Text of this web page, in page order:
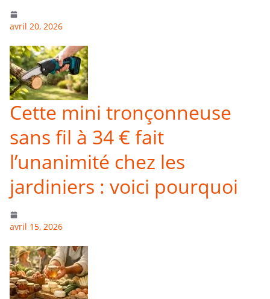
avril 20, 2026
Cette mini tronçonneuse
sans fil à 34 € fait
l’unanimité chez les
jardiniers : voici pourquoi
avril 15, 2026